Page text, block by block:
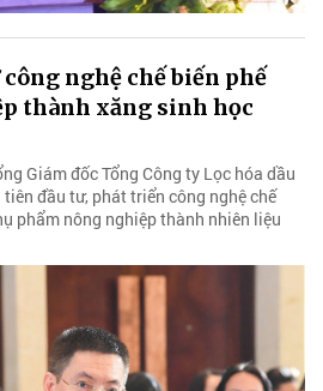
công nghệ chế biến phế
thành xăng sinh học
Giám đốc Tổng Công ty Lọc hóa dầu
đầu tư, phát triển công nghệ chế
phẩm nông nghiệp thành nhiên liệu